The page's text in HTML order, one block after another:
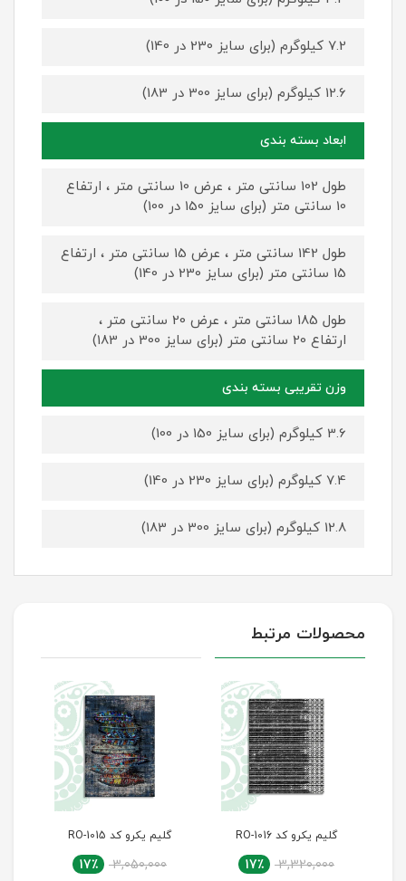
7.2 کیلوگرم (برای سایز 230 در 140)
12.6 کیلوگرم (برای سایز 300 در 183)
ابعاد بسته بندی
طول 102 سانتی متر ، عرض 10 سانتی متر ، ارتفاع
10 سانتی متر (برای سایز 150 در 100)
طول 142 سانتی متر ، عرض 15 سانتی متر ، ارتفاع
15 سانتی متر (برای سایز 230 در 140)
طول 185 سانتی متر ، عرض 20 سانتی متر ،
ارتفاع 20 سانتی متر (برای سایز 300 در 183)
وزن تقریبی بسته بندی
3.6 کیلوگرم (برای سایز 150 در 100)
7.4 کیلوگرم (برای سایز 230 در 140)
12.8 کیلوگرم (برای سایز 300 در 183)
محصولات مرتبط
گلیم یکرو کد RO-1015
3,050,000 17٪
گلیم یکرو کد RO-1014
2,000,000 18٪